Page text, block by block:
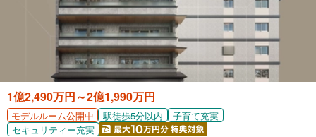
1億2,490万円～2億1,990万円
モデルルーム公開中 駅徒歩5分以内
子育て充実
セキュリティー充実